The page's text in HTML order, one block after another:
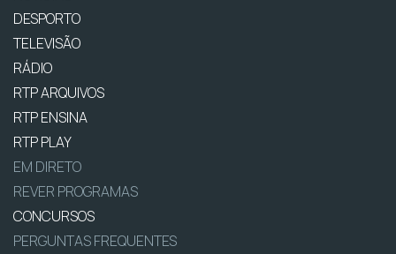
DESPORTO
TELEVISÃO
RÁDIO
RTP ARQUIVOS
RTP ENSINA
RTP PLAY
EM DIRETO
REVER PROGRAMAS
CONCURSOS
PERGUNTAS FREQUENTES